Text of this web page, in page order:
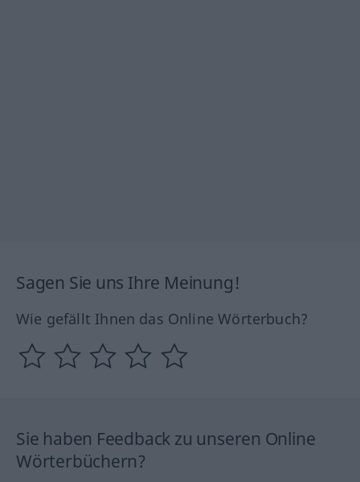
Sagen Sie uns Ihre Meinung!
Wie gefällt Ihnen das Online Wörterbuch?
Sie haben Feedback zu unseren Online
Wörterbüchern?